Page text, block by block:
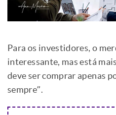
Para os investidores, o
interessante, mas está
deve ser comprar apenas
sempre”.